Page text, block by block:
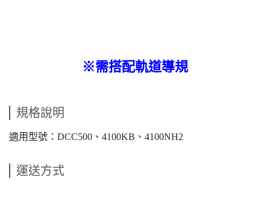
※需搭配軌道導規
規格說明
適用型號：DCC500、4100KB、4100NH2
運送方式